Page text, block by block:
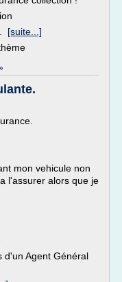
[suite...]
mon vehicule non
l'assurer alors que je
d'un Agent Général